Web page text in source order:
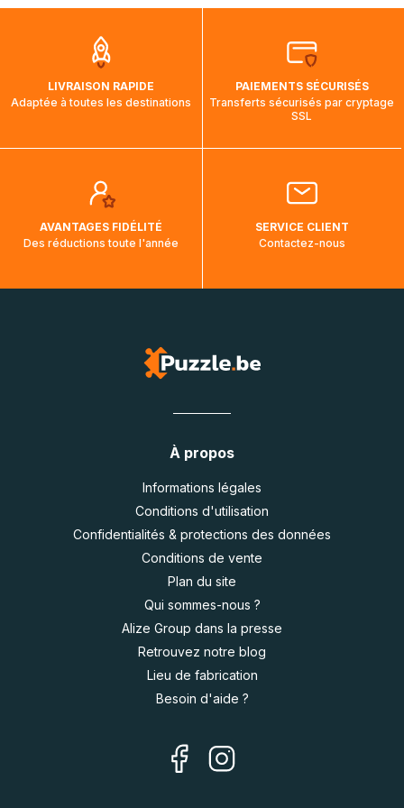
aura touché terre.
LIVRAISON RAPIDE
Adaptée à toutes les destinations
PAIEMENTS SÉCURISÉS
Transferts sécurisés par cryptage
SSL
AVANTAGES FIDÉLITÉ
Des réductions toute l'année
SERVICE CLIENT
Contactez-nous
À propos
Informations légales
Conditions d'utilisation
Confidentialités & protections des données
Conditions de vente
Plan du site
Qui sommes-nous ?
Alize Group dans la presse
Retrouvez notre blog
Lieu de fabrication
Besoin d'aide ?